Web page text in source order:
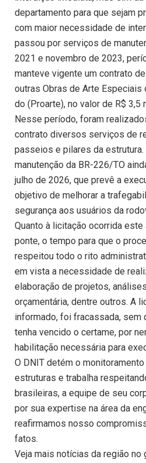
departamento para que sejam
com maior necessidade de
passou por serviços de
2021 e novembro de 2023,
manteve vigente um contrato
outras Obras de Arte Especiais
do (Proarte), no valor de R$ 3,5
Nesse período, foram
contrato diversos serviços de
passeios e pilares da estrutura.
manutenção da BR-226/TO
julho de 2026, que prevê a
objetivo de melhorar a
segurança aos usuários da
Quanto à licitação ocorrida
ponte, o tempo para que o
respeitou todo o rito
em vista a necessidade de
elaboração de projetos,
orçamentária, dentre outros. A
informado, foi fracassada, sem
tenha vencido o certame, por
habilitação necessária para
O DNIT detém o
estruturas e trabalha
brasileiras, a equipe de seu
por sua expertise na área da
reafirmamos nosso
fatos.
Veja mais notícias da região no